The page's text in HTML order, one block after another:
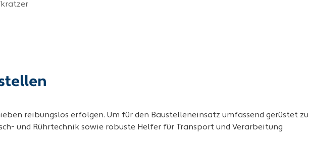
reibungslos erfolgen. Um für den Baustelleneinsatz umfassend gerüstet zu
und Rührtechnik sowie robuste Helfer für Transport und Verarbeitung